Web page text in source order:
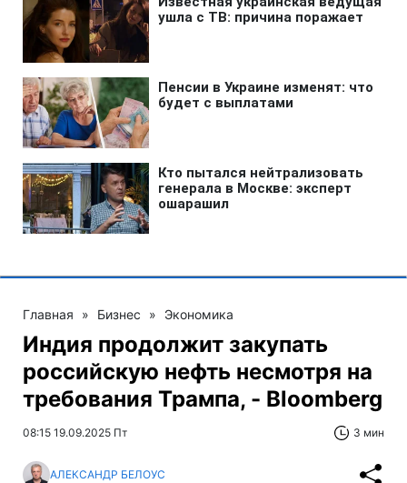
Главная » Бизнес » Экономика
Индия продолжит закупать
российскую нефть несмотря на
требования Трампа, - Bloomberg
08:15 19.09.2025 Пт 3 мин
АЛЕКСАНДР БЕЛОУС